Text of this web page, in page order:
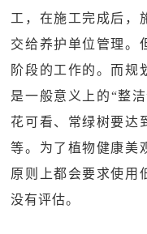
工，在施工完成后，
交给养护单位管理。
阶段的工作的。而规
是一般意义上的“整
花可看、常绿树要达
等。为了植物健康美
原则上都会要求使用
没有评估。